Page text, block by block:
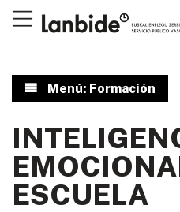
Menú: Formación
ESCUELA